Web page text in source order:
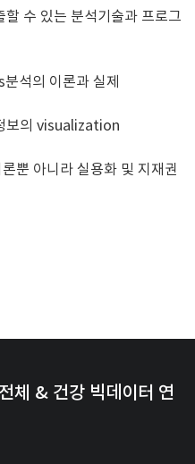
수 있는 분석기술과 프로그
석의 이론과 실제
보의 visualization
뿐 아니라 실용화 및 지재권
체 & 건강 빅데이터 연